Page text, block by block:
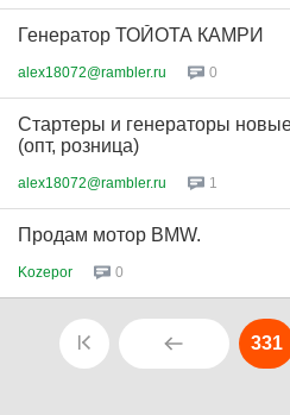
Генератор ТОЙОТА КАМРИ
alex18072@rambler.ru 0
Стартеры и генераторы
(опт, розница)
alex18072@rambler.ru 1
Продам мотор BMW.
Kozepor 0
331